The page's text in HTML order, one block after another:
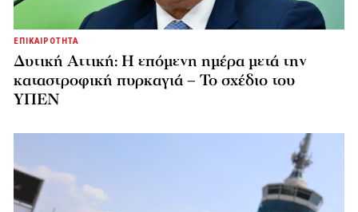
ΕΠΙΚΑΙΡΟΤΗΤΑ
Δυτική Αττική: Η επόμενη ημέρα μετά την
καταστροφική πυρκαγιά – Το σχέδιο του
ΥΠΕΝ